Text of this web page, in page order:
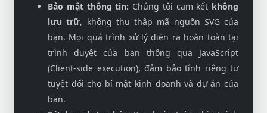
Bảo mật thông tin: Chúng tôi cam kết không
lưu trữ, không thu thập mã nguồn SVG của
bạn. Mọi quá trình xử lý diễn ra hoàn toàn tại
trình duyệt của bạn thông qua JavaScript
(Client-side execution), đảm bảo tính riêng tư
tuyệt đối cho bí mật kinh doanh và dự án của
bạn.